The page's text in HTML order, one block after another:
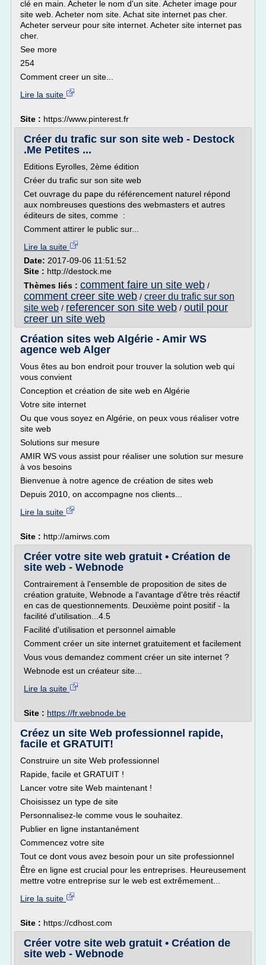
clé en main. Acheter le nom d'un site. Acheter image pour
site web. Acheter nom site. Achat site internet pas cher.
Acheter serveur pour site internet. Acheter site internet pas
cher.
See more
254
Comment creer un site...
Lire la suite
Site : https://www.pinterest.fr
Créer du trafic sur son site web - Destock
.Me Petites ...
Editions Eyrolles, 2ème édition
Créer du trafic sur son site web
Cet ouvrage du pape du référencement naturel répond
aux nombreuses questions des webmasters et autres
éditeurs de sites, comme :
Comment attirer le public sur...
Lire la suite
Date: 2017-09-06 11:51:52
Site : http://destock.me
Thèmes liés : comment faire un site web /
comment creer site web / creer du trafic sur son
site web / referencer son site web / outil pour
creer un site web
Création sites web Algérie - Amir WS
agence web Alger
Vous êtes au bon endroit pour trouver la solution web qui
vous convient
Conception et création de site web en Algérie
Votre site internet
Ou que vous soyez en Algérie, on peux vous réaliser votre
site web
Solutions sur mesure
AMIR WS vous assist pour réaliser une solution sur mesure
à vos besoins
Bienvenue à notre agence de création de sites web
Depuis 2010, on accompagne nos clients...
Lire la suite
Site : http://amirws.com
Créer votre site web gratuit • Création de
site web - Webnode
Contrairement à l'ensemble de proposition de sites de
création gratuite, Webnode a l'avantage d'être très réactif
en cas de questionnements. Deuxième point positif - la
facilité d'utilisation...4.5
Facilité d'utilisation et personnel aimable
Comment créer un site internet gratuitement et facilement
Vous vous demandez comment créer un site internet ?
Webnode est un créateur site...
Lire la suite
Site : https://fr.webnode.be
Créez un site Web professionnel rapide,
facile et GRATUIT!
Construire un site Web professionnel
Rapide, facile et GRATUIT !
Lancer votre site Web maintenant !
Choisissez un type de site
Personnalisez-le comme vous le souhaitez.
Publier en ligne instantanément
Commencez votre site
Tout ce dont vous avez besoin pour un site professionnel
Être en ligne est crucial pour les entreprises. Heureusement
mettre votre entreprise sur le web est extrêmement...
Lire la suite
Site : https://cdhost.com
Créer votre site web gratuit • Création de
site web - Webnode